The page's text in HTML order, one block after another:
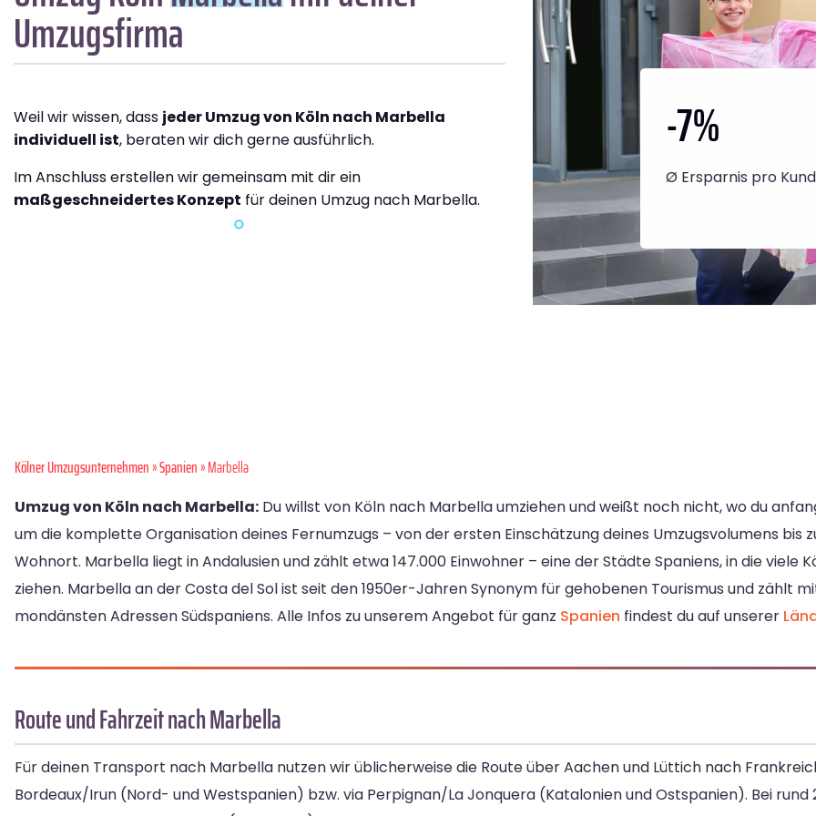
Umzugsfirma
Weil wir wissen, dass jeder Umzug von Köln nach Marbella
individuell ist, beraten wir dich gerne ausführlich.
Im Anschluss erstellen wir gemeinsam mit dir ein
maßgeschneidertes Konzept für deinen Umzug nach Marbella.
-7%
Ø Ersparnis pro
Kölner Umzugsunternehmen»Spanien» Marbella
Umzug von Köln nach Marbella: Du willst von Köln nach Marbella umziehen und weißt noch nicht, wo du
um die komplette Organisation deines Fernumzugs – von der ersten Einschätzung deines Umzugsvolumens bis
Wohnort. Marbella liegt in Andalusien und zählt etwa 147.000 Einwohner – eine der Städte Spaniens, in die viele
ziehen. Marbella an der Costa del Sol ist seit den 1950er-Jahren Synonym für gehobenen Tourismus und zählt
mondänsten Adressen Südspaniens. Alle Infos zu unserem Angebot für ganz Spanien findest du auf unserer
Route und Fahrzeit nach Marbella
Für deinen Transport nach Marbella nutzen wir üblicherweise die Route über Aachen und Lüttich nach
Bordeaux/Irun (Nord- und Westspanien) bzw. via Perpignan/La Jonquera (Katalonien und Ostspanien). Bei rund